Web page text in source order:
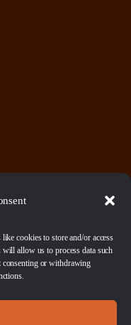
cookies to store and/or access
allow us to process data such
or withdrawing
top games en
en sokkels.